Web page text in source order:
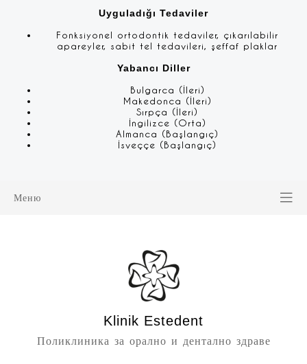
Uyguladığı Tedaviler
Fonksiyonel ortodontik tedaviler, çıkarılabilir
apareyler, sabit tel tedavileri, şeffaf plaklar
Yabancı Diller
Bulgarca (İleri)
Makedonca (İleri)
Sırpça (İleri)
İngilizce (Orta)
Almanca (Başlangıç)
İsveççe (Başlangıç)
Меню
Klinik Estedent
Поликлиника за орално и дентално здраве